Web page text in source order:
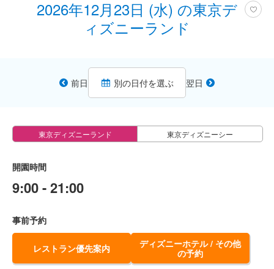
2026年12月23日 (水) の東京デ
ィズニーランド
前日 別の日付を選ぶ 翌日
東京ディズニーランド 東京ディズニーシー
開園時間
9:00 - 21:00
事前予約
レストラン優先案内
ディズニーホテル / その他
の予約